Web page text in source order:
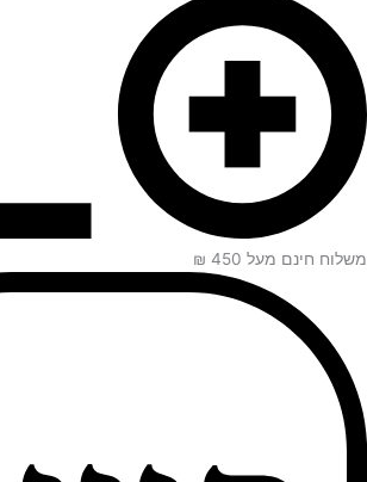
משלוח חינם מעל 450 ₪